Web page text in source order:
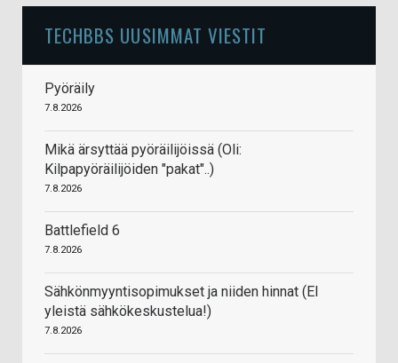
TECHBBS UUSIMMAT VIESTIT
Pyöräily
7.8.2026
Mikä ärsyttää pyöräilijöissä (Oli:
Kilpapyöräilijöiden "pakat"..)
7.8.2026
Battlefield 6
7.8.2026
Sähkönmyyntisopimukset ja niiden hinnat (EI
yleistä sähkökeskustelua!)
7.8.2026